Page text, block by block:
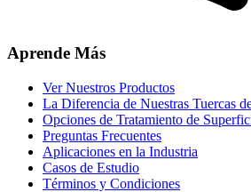
Aprende Más
Ver Nuestros Productos
La Diferencia de Nuestras Tuercas
Opciones de Tratamiento de
Preguntas Frecuentes
Aplicaciones en la Industria
Casos de Estudio
Términos y Condiciones